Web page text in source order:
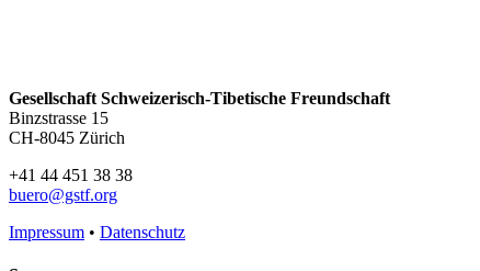
Gesellschaft Schweizerisch-Tibetische Freundschaft
Binzstrasse 15
CH-8045 Zürich
+41 44 451 38 38
buero@gstf.org
Impressum • Datenschutz